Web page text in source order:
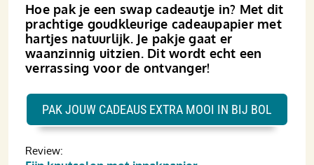
Hoe pak je een swap cadeautje in? Met dit
prachtige goudkleurige cadeaupapier met
hartjes natuurlijk. Je pakje gaat er
waanzinnig uitzien. Dit wordt echt een
verrassing voor de ontvanger!
Review:
PAK JOUW CADEAUS EXTRA MOOI IN BIJ BOL